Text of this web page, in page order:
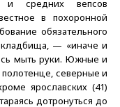
и средних вепсов
в похоронной
обязательного
кладбища, — «иначе и
мыть руки. Южные и
северные и
ярославских (41)
дотронуться до